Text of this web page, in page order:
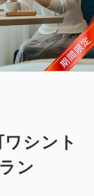
ワシント
ン